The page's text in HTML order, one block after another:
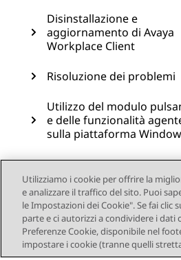
Disinstallazione e
aggiornamento di Avaya
Workplace Client
Risoluzione dei problemi
Utilizzo del modulo
e delle funzionalità
sulla piattaforma
Utilizzo di Avaya Calling
Microsoft Teams
Utilizzo di Avaya Call for
Government
Configurazione del
Utilizziamo i cookie per offrire la
e analizzare il traffico del sito. Puoi
le Impostazioni dei Cookie". Se fai
parte e ci autorizzi a condividere i
Preferenze Cookie, disponibile nel
impostare i cookie (tranne quelli